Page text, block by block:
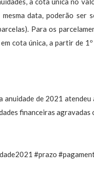
data, poderão ser
Para os
cota única, a partir de
de 2021
financeiras agravadas
#prazo